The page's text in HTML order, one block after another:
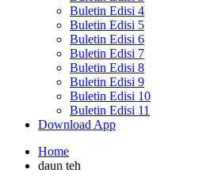
Buletin Edisi 4
Buletin Edisi 5
Buletin Edisi 6
Buletin Edisi 7
Buletin Edisi 8
Buletin Edisi 9
Buletin Edisi 10
Buletin Edisi 11
Download App
Home
daun teh